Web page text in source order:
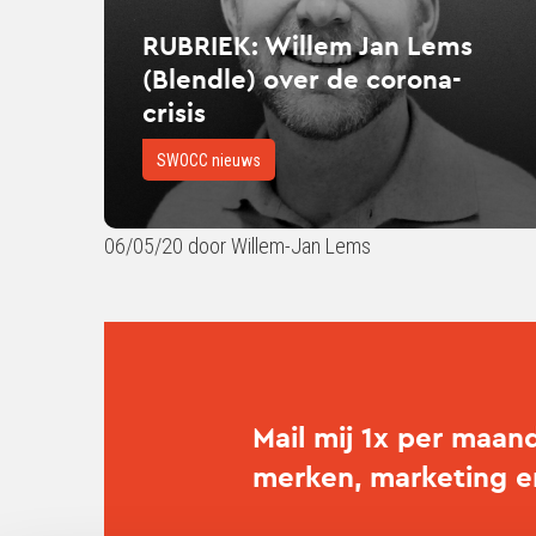
RUBRIEK: Willem Jan Lems
(Blendle) over de corona-
crisis
SWOCC nieuws
06/05/20 door Willem-Jan Lems
Mail mij 1x per
merken, marketing